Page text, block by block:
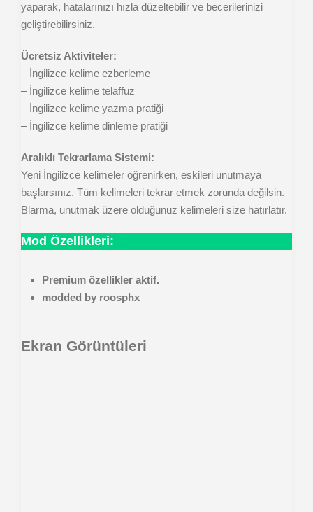
yaparak, hatalarınızı hızla düzeltebilir ve becerilerinizi
geliştirebilirsiniz.
Ücretsiz Aktiviteler:
– İngilizce kelime ezberleme
– İngilizce kelime telaffuz
– İngilizce kelime yazma pratiği
– İngilizce kelime dinleme pratiği
Aralıklı Tekrarlama Sistemi:
Yeni İngilizce kelimeler öğrenirken, eskileri unutmaya
başlarsınız. Tüm kelimeleri tekrar etmek zorunda değilsin.
Blarma, unutmak üzere olduğunuz kelimeleri size hatırlatır.
Mod Özellikleri:
Premium özellikler aktif.
modded by roosphx
Ekran Görüntüleri